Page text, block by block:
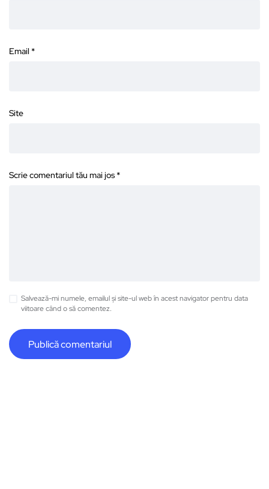
Email *
Site
Scrie comentariul tău mai jos *
Salvează-mi numele, emailul și site-ul web în acest navigator pentru data
viitoare când o să comentez.